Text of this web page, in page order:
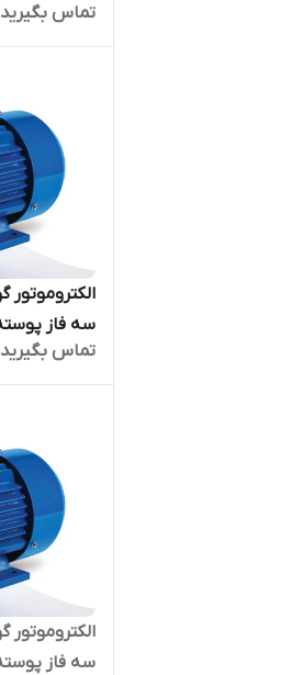
بالا
تماس بگیرید
بالا
تماس بگیرید